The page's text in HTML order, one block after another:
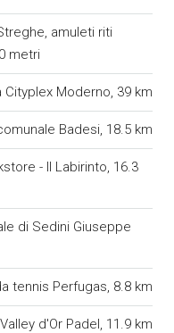
amuleti riti
metri
Cityplex Moderno, 39 km
Badesi, 18.5 km
- Il Labirinto, 16.3
di Sedini Giuseppe
tennis Perfugas, 8.8 km
Valley d'Or Padel, 11.9 km